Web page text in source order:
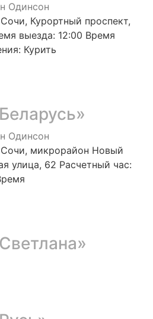
Одинсон
Курортный проспект,
выезда: 12:00 Время
Курить
Одинсон
микрорайон Новый
улица, 62 Расчетный час: